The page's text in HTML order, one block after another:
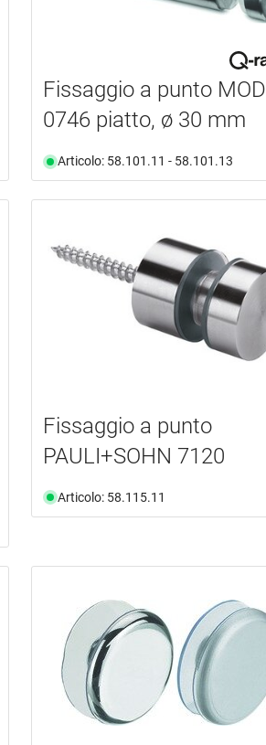
Fissaggio a punto MOD
0746 piatto, ø 30 mm
Articolo: 58.101.11 - 58.101.13
Fissaggio a punto
PAULI+SOHN 7120
Articolo: 58.115.11